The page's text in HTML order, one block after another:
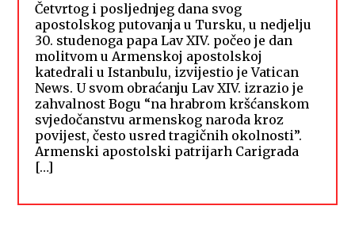
Četvrtog i posljednjeg dana svog
apostolskog putovanja u Tursku, u nedjelju
30. studenoga papa Lav XIV. počeo je dan
molitvom u Armenskoj apostolskoj
katedrali u Istanbulu, izvijestio je Vatican
News. U svom obraćanju Lav XIV. izrazio je
zahvalnost Bogu “na hrabrom kršćanskom
svjedočanstvu armenskog naroda kroz
povijest, često usred tragičnih okolnosti”.
Armenski apostolski patrijarh Carigrada
[…]